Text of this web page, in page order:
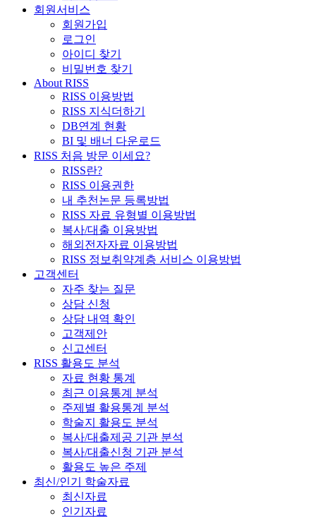
회원서비스
회원가입
로그인
아이디 찾기
비밀번호 찾기
About RISS
RISS 이용방법
RISS 지식더하기
DB연계 현황
BI 및 배너 다운로드
RISS 처음 방문 이세요?
RISS란?
RISS 이용권한
내 추천논문 등록방법
RISS 자료 유형별 이용방법
복사/대출 이용방법
해외전자자료 이용방법
RISS 정보취약계층 서비스 이용방법
고객센터
자주 찾는 질문
상담 신청
상담 내역 확인
고객제안
신고센터
RISS 활용도 분석
자료 현황 통계
최근 이용통계 분석
주제별 활용통계 분석
학술지 활용도 분석
복사/대출제공 기관 분석
복사/대출신청 기관 분석
활용도 높은 주제
최신/인기 학술자료
최신자료
인기자료